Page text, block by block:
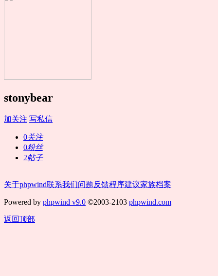
stonybear
加关注 写私信
0关注
0粉丝
2帖子
关于phpwind联系我们问题反馈程序建议家族档案
Powered by phpwind v9.0 ©2003-2103 phpwind.com
返回顶部